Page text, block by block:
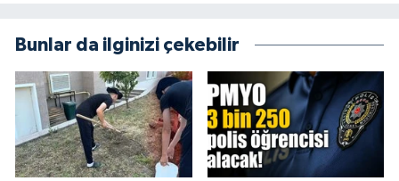
Bunlar da ilginizi çekebilir